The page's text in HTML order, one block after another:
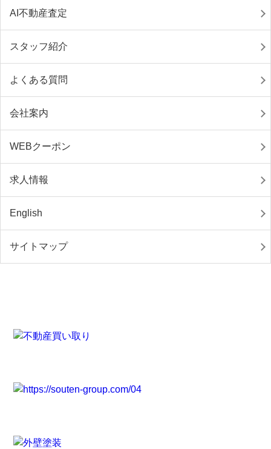
AI不動産査定
スタッフ紹介
よくある質問
会社案内
WEBクーポン
求人情報
English
サイトマップ